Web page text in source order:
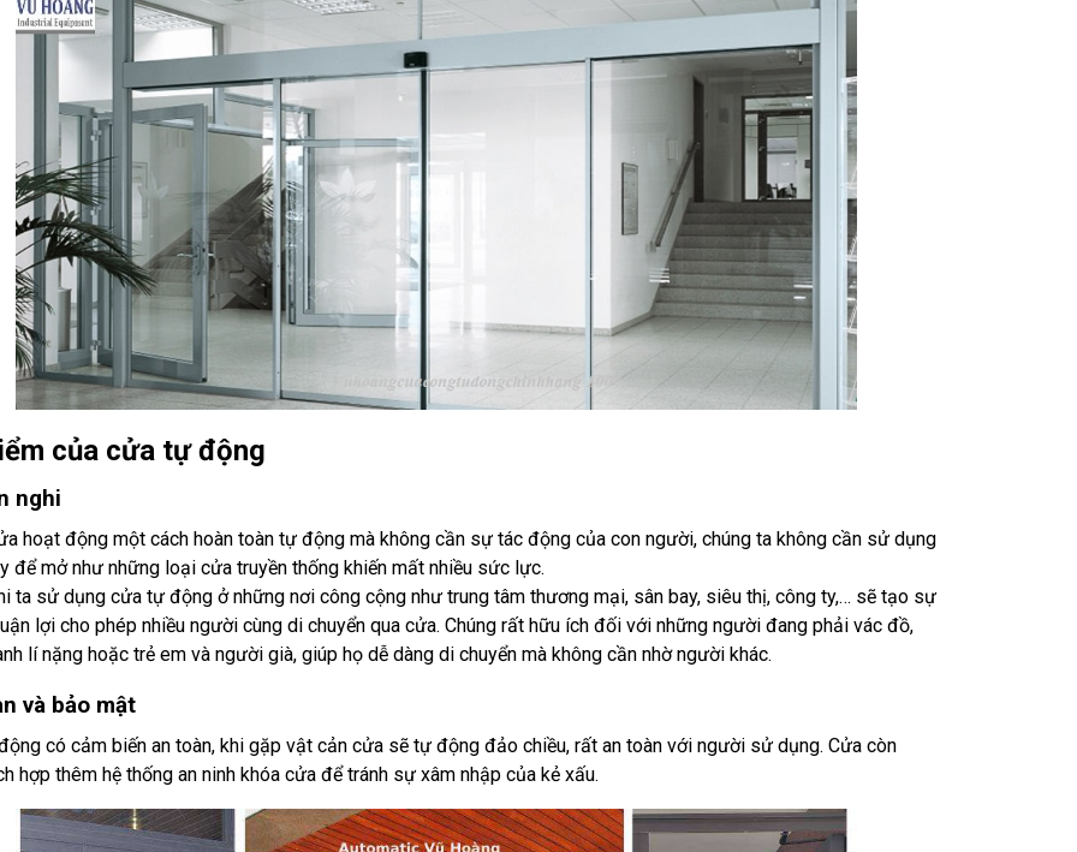
của cửa tự động
nghi
hoạt động một cách hoàn toàn tự động mà không cần sự tác động của con người, chúng ta không cần sử dụng
để mở như những loại cửa truyền thống khiến mất nhiều sức lực.
ta sử dụng cửa tự động ở những nơi công cộng như trung tâm thương mại, sân bay, siêu thị, công ty,… sẽ tạo sự
lợi cho phép nhiều người cùng di chuyển qua cửa. Chúng rất hữu ích đối với những người đang phải vác đồ,
lí nặng hoặc trẻ em và người già, giúp họ dễ dàng di chuyển mà không cần nhờ người khác.
và bảo mật
có cảm biến an toàn, khi gặp vật cản cửa sẽ tự động đảo chiều, rất an toàn với người sử dụng. Cửa còn
hợp thêm hệ thống an ninh khóa cửa để tránh sự xâm nhập của kẻ xấu.